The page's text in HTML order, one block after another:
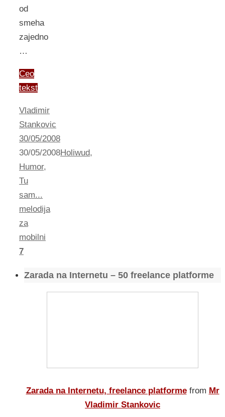
od
smeha
zajedno
…
Ceo
tekst
Vladimir
Stankovic
30/05/2008
30/05/2008Holiwud,
Humor,
Tu
sam...
melodija
za
mobilni
7
Zarada na Internetu – 50 freelance platforme
Zarada na Internetu, freelance platforme from Mr
Vladimir Stankovic